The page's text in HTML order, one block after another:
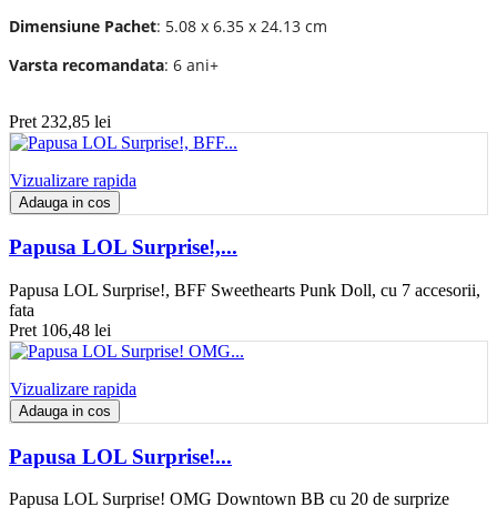
Dimensiune Pachet: 5.08 x 6.35 x 24.13 cm
Varsta recomandata: 6 ani+
Pret 232,85 lei
Vizualizare rapida
Adauga in cos
Papusa LOL Surprise!,...
Papusa LOL Surprise!, BFF Sweethearts Punk Doll, cu 7 accesorii,
fata
Pret 106,48 lei
Vizualizare rapida
Adauga in cos
Papusa LOL Surprise!...
Papusa LOL Surprise! OMG Downtown BB cu 20 de surprize